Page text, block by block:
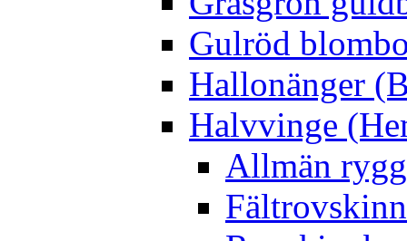
Gulröd
Hallonänger
Halvvinge
Allmän